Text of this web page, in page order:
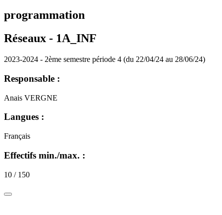
programmation
Réseaux - 1A_INF
2023-2024 - 2ème semestre période 4 (du 22/04/24 au 28/06/24)
Responsable :
Anais VERGNE
Langues :
Français
Effectifs min./max. :
10 / 150